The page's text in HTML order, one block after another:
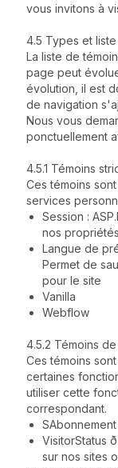
vous invitons à
4.5 Types et
La liste de
page peut
évolution, il est
de navigation
Nous vous
ponctuellement
4.5.1 Témoins
Ces témoins
services
Session :
nos propriétés
Langue de
Permet de
pour le site
Vanilla
Webflow
4.5.2 Témoins
Ces témoins
certaines
utiliser cette
correspondant.
VisitorStatus
sur nos sites